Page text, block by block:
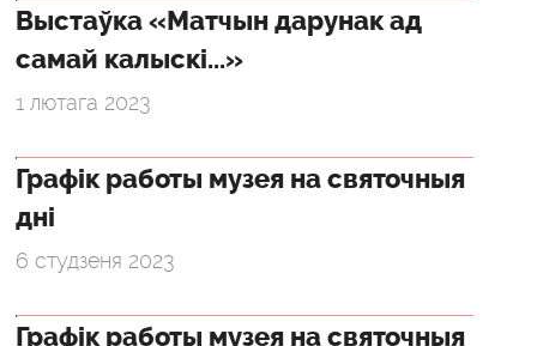
Выстаўка «Матчын дарунак ад
самай калыскі...»
1 лютага 2023
Графік работы музея на святочныя
дні
6 студзеня 2023
Графік работы музея на святочныя